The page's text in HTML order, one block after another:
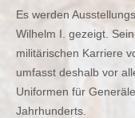
Es werden
Wilhelm I. gezeigt.
militärischen Karriere
umfasst deshalb vor
Uniformen für
Jahrhunderts.